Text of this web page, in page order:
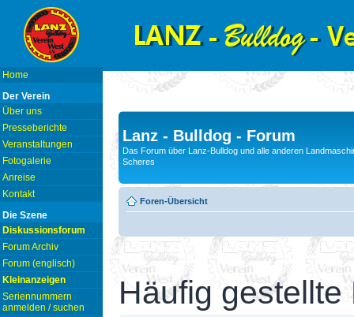
Home
Der Verein
Über uns
Presseberichte
Veranstaltungen
Fotogalerie
Anreise
Kontakt
Die Szene
Diskussionsforum
Forum Archiv
Forum (englisch)
Kleinanzeigen
Seriennummern
anmelden / suchen
Lanz - Bulldog - Forum
Das Forum über Lanz-Bulldog und alle anderen
Scheres
Foren-Übersicht
Häufig gestellte